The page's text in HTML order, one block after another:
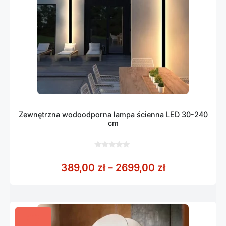
Zewnętrzna wodoodporna lampa ścienna LED 30-240
cm
5
389,00 zł – 2699,00 złZakres cen: